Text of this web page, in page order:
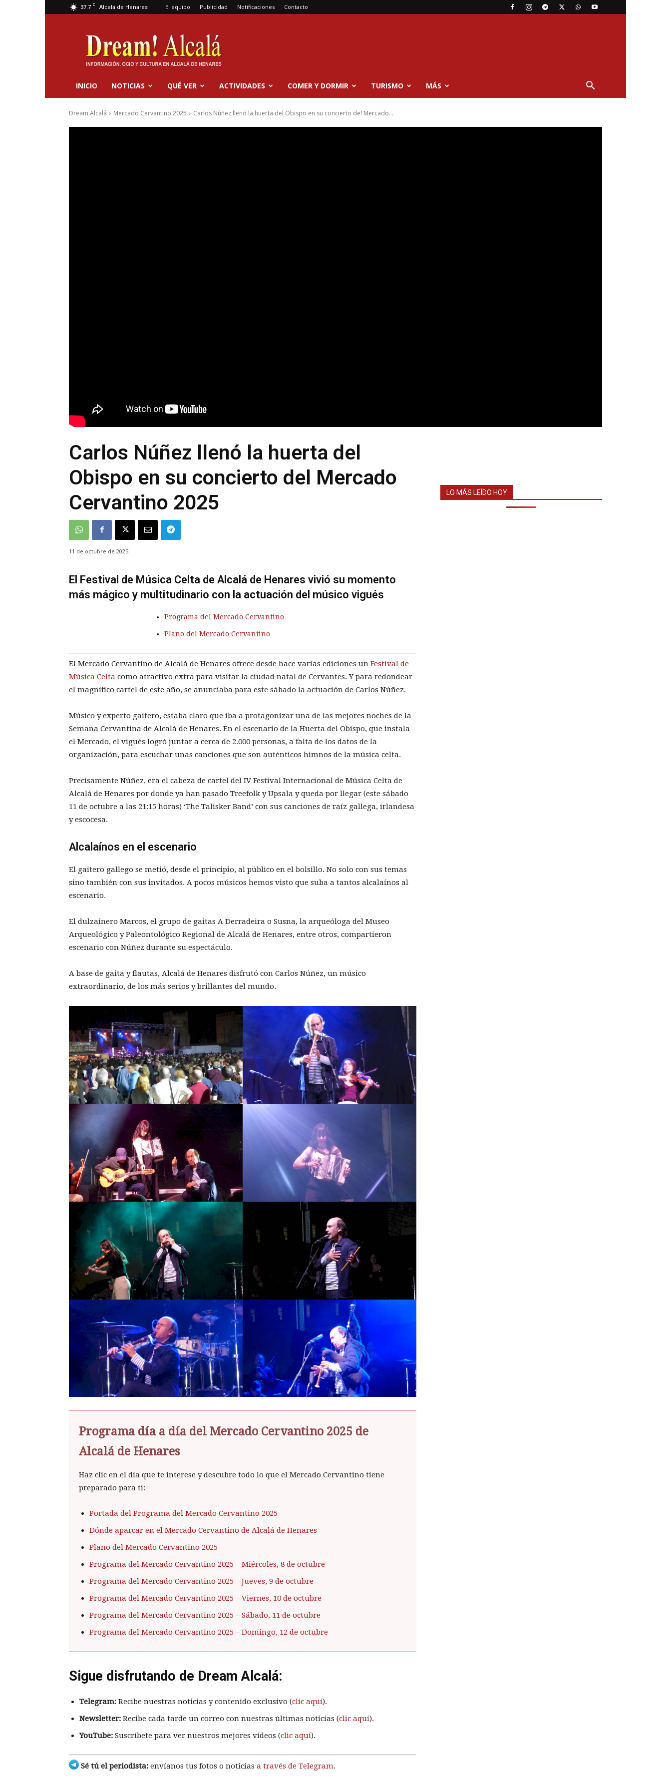
37.7 C Alcalá de Henares El equipo Publicidad Notificaciones Contacto
Dream
Alcalá
INICIO NOTICIAS QUÉ VER ACTIVIDADES COMER Y DORMIR TURISMO MÁS
Dream Alcalá Mercado Cervantino 2025 Carlos Núñez llenó la huerta del Obispo en su concierto del Mercado...
Carlos Núñez llenó la huerta del
Obispo en su concierto del Mercado
Cervantino 2025
11 de octubre de 2025
El Festival de Música Celta de Alcalá de Henares vivió su momento
más mágico y multitudinario con la actuación del músico vigués
Programa del Mercado Cervantino
Plano del Mercado Cervantino
El Mercado Cervantino de Alcalá de Henares ofrece desde hace varias ediciones un Festival de
Música Celta como atractivo extra para visitar la ciudad natal de Cervantes. Y para redondear
el magnífico cartel de este año, se anunciaba para este sábado la actuación de Carlos Núñez.
Músico y experto gaitero, estaba claro que iba a protagonizar una de las mejores noches de la
Semana Cervantina de Alcalá de Henares. En el escenario de la Huerta del Obispo, que instala
el Mercado, el vigués logró juntar a cerca de 2.000 personas, a falta de los datos de la
organización, para escuchar unas canciones que son auténticos himnos de la música celta.
Precisamente Núñez, era el cabeza de cartel del IV Festival Internacional de Música Celta de
Alcalá de Henares por donde ya han pasado Treefolk y Upsala y queda por llegar (este sábado
11 de octubre a las 21:15 horas) ‘The Talisker Band’ con sus canciones de raíz gallega, irlandesa
y escocesa.
Alcalaínos en el escenario
El gaitero gallego se metió, desde el principio, al público en el bolsillo. No solo con sus temas
sino también con sus invitados. A pocos músicos hemos visto que suba a tantos alcalaínos al
escenario.
El dulzainero Marcos, el grupo de gaitas A Derradeira o Susna, la arqueóloga del Museo
Arqueológico y Paleontológico Regional de Alcalá de Henares, entre otros, compartieron
escenario con Núñez durante su espectáculo.
A base de gaita y flautas, Alcalá de Henares disfrutó con Carlos Núñez, un músico
extraordinario, de los más serios y brillantes del mundo.
Programa día a día del Mercado Cervantino 2025 de
Alcalá de Henares
Haz clic en el día que te interese y descubre todo lo que el Mercado Cervantino tiene
preparado para ti:
Portada del Programa del Mercado Cervantino 2025
Dónde aparcar en el Mercado Cervantino de Alcalá de Henares
Plano del Mercado Cervantino 2025
Programa del Mercado Cervantino 2025 – Miércoles, 8 de octubre
Programa del Mercado Cervantino 2025 – Jueves, 9 de octubre
Programa del Mercado Cervantino 2025 – Viernes, 10 de octubre
Programa del Mercado Cervantino 2025 – Sábado, 11 de octubre
Programa del Mercado Cervantino 2025 – Domingo, 12 de octubre
Sigue disfrutando de Dream Alcalá:
Telegram: Recibe nuestras noticias y contenido exclusivo (clic aquí).
Newsletter: Recibe cada tarde un correo con nuestras últimas noticias (clic aquí).
YouTube: Suscríbete para ver nuestros mejores vídeos (clic aquí).
Sé tú el periodista: envíanos tus fotos o noticias a través de Telegram.
LO MÁS LEÍDO HOY